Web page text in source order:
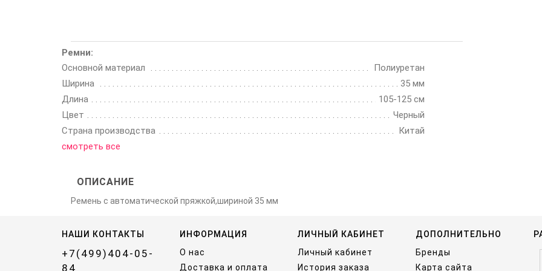
Ремни:
Основной материал
Полиуретан
Ширина
35 мм
Длина
105-125 см
Цвет
Черный
Страна производства
Китай
смотреть все
ОПИСАНИЕ
Ремень с автоматической пряжкой,шириной 35 мм
НАШИ КОНТАКТЫ
+7(499)404-05-
84
ИНФОРМАЦИЯ
О нас
Доставка и оплата
ЛИЧНЫЙ КАБИНЕТ
Личный кабинет
История заказа
ДОПОЛНИТЕЛЬНО
Бренды
Карта сайта